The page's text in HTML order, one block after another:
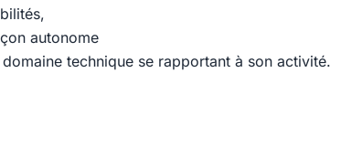
autonome
technique se rapportant à son activité.